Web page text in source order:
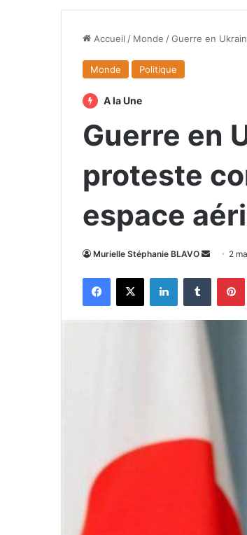
Accueil / Monde /Guerre en
Monde Politique
A la Une
Guerre en
proteste
espace
Murielle Stéphanie BLAVO
Envoyer
courriel
2
Facebook
X LinkedinTumblr